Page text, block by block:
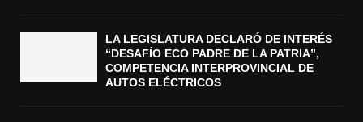
LA LEGISLATURA DECLARÓ DE INTERÉS
“DESAFÍO ECO PADRE DE LA PATRIA”,
COMPETENCIA INTERPROVINCIAL DE
AUTOS ELÉCTRICOS